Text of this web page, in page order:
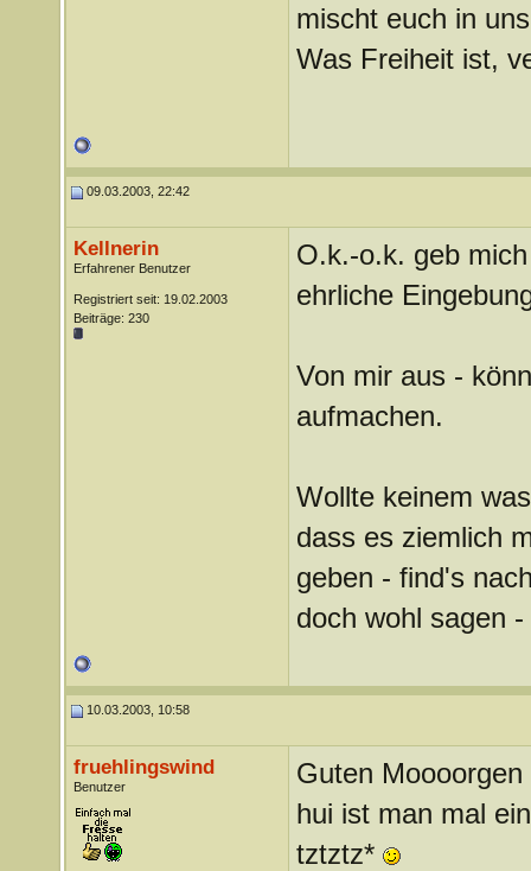
mischt euch in
Was Freiheit ist,
09.03.2003, 22:42
Kellnerin
Erfahrener Benutzer
Registriert seit: 19.02.2003
Beiträge: 230
O.k.-o.k. geb
ehrliche
Von mir aus -
aufmachen.
Wollte keinem
dass es ziemlich
geben - find's
doch wohl sagen
10.03.2003, 10:58
fruehlingswind
Benutzer
Guten Moooorgen
hui ist man mal
tztztz*